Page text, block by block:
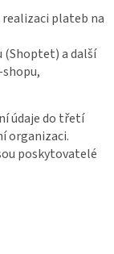
plateb na
(Shoptet) a další
údaje do třetí
organizaci.
poskytovatelé